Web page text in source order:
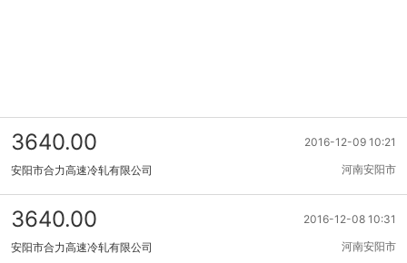
2016-12-09 10:21
3640.00
河南安阳市
安阳市合力高速冷轧有限公司
2016-12-08 10:31
3640.00
河南安阳市
安阳市合力高速冷轧有限公司